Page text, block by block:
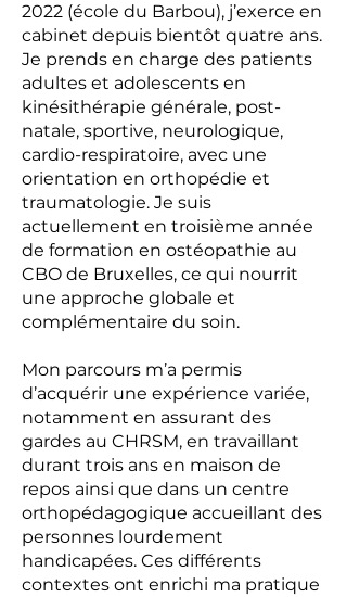
2022 (école du Barbou), j’exerce en
cabinet depuis bientôt quatre ans.
Je prends en charge des patients
adultes et adolescents en
kinésithérapie générale, post-
natale, sportive, neurologique,
cardio-respiratoire, avec une
orientation en orthopédie et
traumatologie. Je suis
actuellement en troisième année
de formation en ostéopathie au
CBO de Bruxelles, ce qui nourrit
une approche globale et
complémentaire du soin.
Mon parcours m’a permis
d’acquérir une expérience variée,
notamment en assurant des
gardes au CHRSM, en travaillant
durant trois ans en maison de
repos ainsi que dans un centre
orthopédagogique accueillant des
personnes lourdement
handicapées. Ces différents
contextes ont enrichi ma pratique